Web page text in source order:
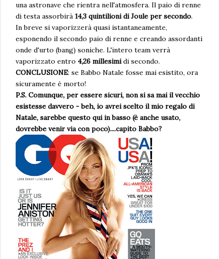
una astronave che rientra nell'atmosfera. Il paio di renne
di testa assorbirà 14,3 quintilioni di Joule per secondo.
In breve si vaporizzerà quasi istantaneamente,
esponendo il secondo paio di renne e creando assordanti
onde d'urto (bang) soniche. L'intero team verrà
vaporizzato entro 4,26 millesimidi secondo.
CONCLUSIONE: se Babbo Natale fosse mai esistito, ora
sicuramente è morto!
P.S. Comunque, per essere sicuri, non si sa mai il vecchio
esistesse davvero - beh, io avrei scelto il mio regalo di
Natale, sarebbe questo qui in basso (è anche usato,
dovrebbe venir via con poco)....capito Babbo?